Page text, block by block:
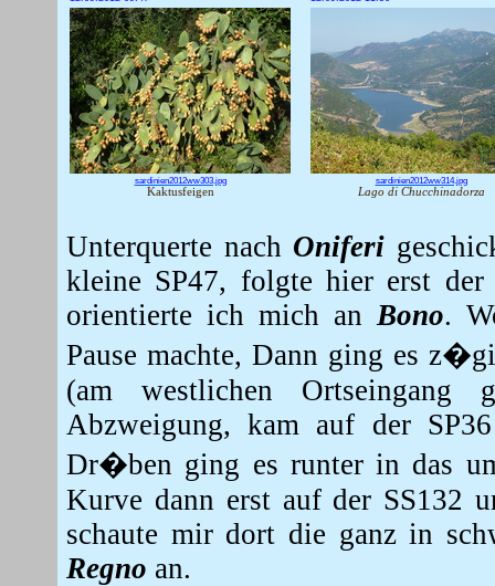
sardinien2012ww303.jpg
Kaktusfeigen
sardinien2012ww314.jpg
Lago di Chucchinadorza
Unterquerte nach Oniferi
kleine SP47, folgte hier erst
orientierte ich mich anBono.
Pause machte, Dann ging es
(am westlichen Ortseingang
Abzweigung, kam auf der
Dr�ben ging es runter in das
Kurve dann erst auf der SS132
schaute mir dort die ganz in
Regno an.